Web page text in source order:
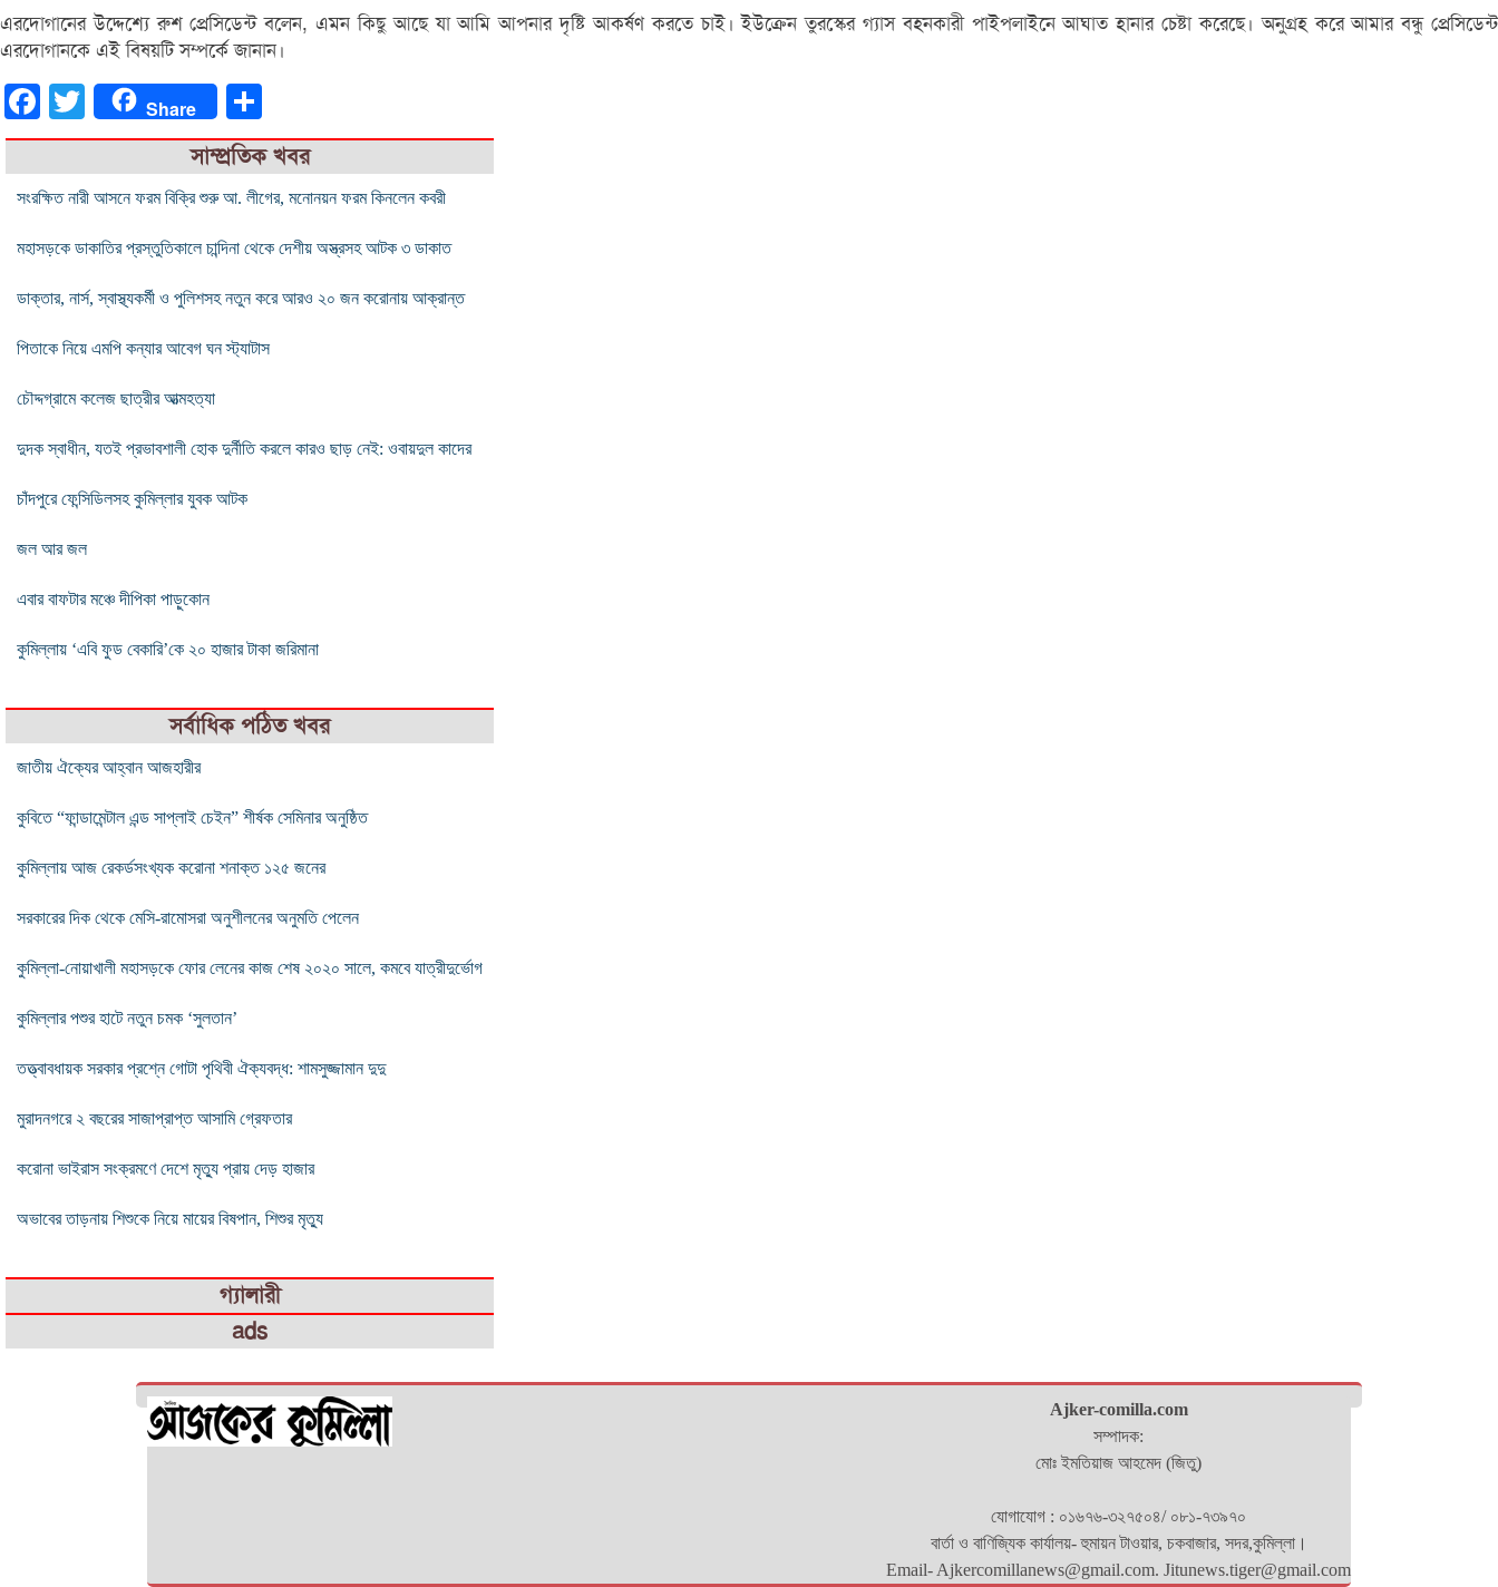
এরদোগানের উদ্দেশ্যে রুশ প্রেসিডেন্ট বলেন, এমন কিছু আছে যা আমি আপনার দৃষ্টি আকর্ষণ করতে চাই। ইউক্রেন তুরস্কের গ্যাস বহনকারী পাইপলাইনে আঘাত হানার চেষ্টা করেছে। অনুগ্রহ করে আমার বন্ধু প্রেসিডেন্ট
এরদোগানকে এই বিষয়টি সম্পর্কে জানান।
FacebookTwitter Share
সাম্প্রতিক খবর
সংরক্ষিত নারী আসনে ফরম বিক্রি শুরু আ. লীগের, মনোনয়ন ফরম কিনলেন কবরী
মহাসড়কে ডাকাতির প্রস্তুতিকালে চান্দিনা থেকে দেশীয় অস্ত্রসহ আটক ৩ ডাকাত
ডাক্তার, নার্স, স্বাস্থ্যকর্মী ও পুলিশসহ নতুন করে আরও ২০ জন করোনায় আক্রান্ত
পিতাকে নিয়ে এমপি কন্যার আবেগ ঘন স্ট্যাটাস
চৌদ্দগ্রামে কলেজ ছাত্রীর আত্মহত্যা
দুদক স্বাধীন, যতই প্রভাবশালী হোক দুর্নীতি করলে কারও ছাড় নেই: ওবায়দুল কাদের
চাঁদপুরে ফেন্সিডিলসহ কুমিল্লার যুবক আটক
জল আর জল
এবার বাফটার মঞ্চে দীপিকা পাড়ুকোন
কুমিল্লায় ‘এবি ফুড বেকারি’কে ২০ হাজার টাকা জরিমানা
সর্বাধিক পঠিত খবর
জাতীয় ঐক্যের আহ্বান আজহারীর
কুবিতে “ফান্ডামেন্টাল এন্ড সাপ্লাই চেইন” শীর্ষক সেমিনার অনুষ্ঠিত
কুমিল্লায় আজ রেকর্ডসংখ্যক করোনা শনাক্ত ১২৫ জনের
সরকারের দিক থেকে মেসি-রামোসরা অনুশীলনের অনুমতি পেলেন
কুমিল্লা-নোয়াখালী মহাসড়কে ফোর লেনের কাজ শেষ ২০২০ সালে, কমবে যাত্রীদুর্ভোগ
কুমিল্লার পশুর হাটে নতুন চমক ‘সুলতান’
তত্ত্বাবধায়ক সরকার প্রশ্নে গোটা পৃথিবী ঐক্যবদ্ধ: শামসুজ্জামান দুদু
মুরাদনগরে ২ বছরের সাজাপ্রাপ্ত আসামি গ্রেফতার
করোনা ভাইরাস সংক্রমণে দেশে মৃত্যু প্রায় দেড় হাজার
অভাবের তাড়নায় শিশুকে নিয়ে মায়ের বিষপান, শিশুর মৃত্যু
গ্যালারী
ads
Ajker-comilla.com
সম্পাদক:
মোঃ ইমতিয়াজ আহমেদ (জিতু)
যোগাযোগ : ০১৬৭৬-৩২৭৫০৪/ ০৮১-৭৩৯৭০
বার্তা ও বাণিজ্যিক কার্যালয়- হুমায়ন টাওয়ার, চকবাজার, সদর,কুমিল্লা।
Email- Ajkercomillanews@gmail.com. Jitunews.tiger@gmail.com